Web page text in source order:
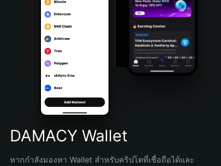
Português (Portugal)
Bahasa Indonesia
Português (Brasil)
Español (Argentina)
DAMACY Wallet
หากกำลังมองหา Wallet สำหรับคริปโตที่เชื่อถือได้และ